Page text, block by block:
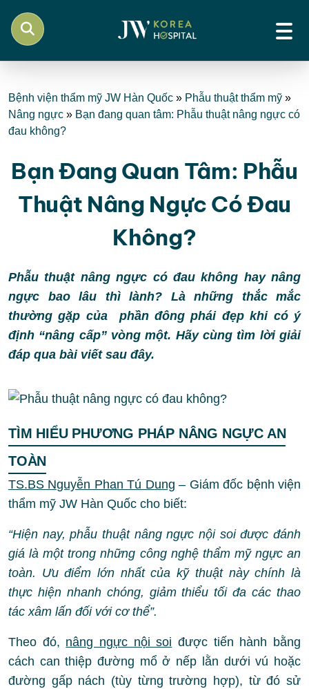
Bệnh viện thẩm mỹ JW Hàn Quốc » Phẫu thuật thẩm mỹ »
Nâng ngực » Bạn đang quan tâm: Phẫu thuật nâng ngực có
đau không?
Bạn Đang Quan Tâm: Phẫu
Thuật Nâng Ngực Có Đau
Không?
Phẫu thuật nâng ngực có đau không hay nâng
ngực bao lâu thì lành? Là những thắc mắc
thường gặp của phần đông phái đẹp khi có ý
định “nâng cấp” vòng một. Hãy cùng tìm lời giải
đáp qua bài viết sau đây.
TÌM HIỂU PHƯƠNG PHÁP NÂNG NGỰC AN
TOÀN
TS.BS Nguyễn Phan Tú Dung – Giám đốc bệnh viện
thẩm mỹ JW Hàn Quốc cho biết:
“Hiện nay, phẫu thuật nâng ngực nội soi được đánh
giá là một trong những công nghệ thẩm mỹ ngực an
toàn. Ưu điểm lớn nhất của kỹ thuật này chính là
thực hiện nhanh chóng, giảm thiểu tối đa các thao
tác xâm lấn đối với cơ thể”.
Theo đó, nâng ngực nội soi được tiến hành bằng
cách can thiệp đường mổ ở nếp lằn dưới vú hoặc
đường gấp nách (tùy từng trường hợp), từ đó sử